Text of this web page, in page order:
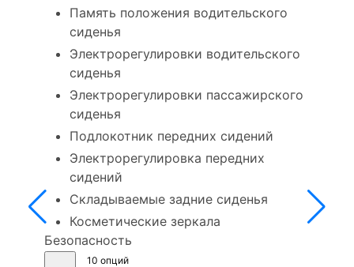
Память положения водительского
сиденья
Электрорегулировки водительского
сиденья
Электрорегулировки пассажирского
сиденья
Подлокотник передних сидений
Электрорегулировка передних
сидений
Складываемые задние сиденья
Косметические зеркала
Безопасность
10 опций